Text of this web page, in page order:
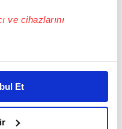
ve cihazlarını
sizlere özel
Bunu yaparken
deneyimi sunmak
sunabilmek adına
Et